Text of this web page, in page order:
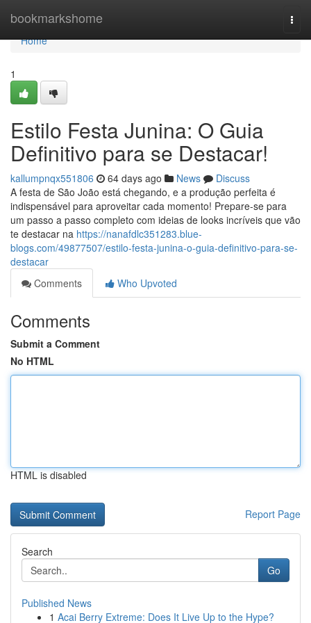
bookmarkshome
Home
Home
1
Estilo Festa Junina: O Guia
Definitivo para se Destacar!
kallumpnqx551806 64 days ago News
Discuss
A festa de São João está chegando, e a produção perfeita é
indispensável para aproveitar cada momento! Prepare-se para
um passo a passo completo com ideias de looks incríveis que vão
te destacar na https://nanafdlc351283.blue-
blogs.com/49877507/estilo-festa-junina-o-guia-definitivo-para-se-
destacar
Comments
Who Upvoted
Comments
Submit a Comment
No HTML
HTML is disabled
Report Page
Search
Go
Published News
1 Acai Berry Extreme: Does It Live Up to the Hype?